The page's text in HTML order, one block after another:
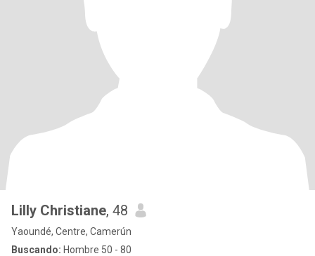
Lilly Christiane, 48
Yaoundé, Centre, Camerún
Buscando: Hombre 50 - 80